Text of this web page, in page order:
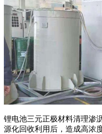
锂电池三元正极材料清理渗
源化回收利用后，造成高浓